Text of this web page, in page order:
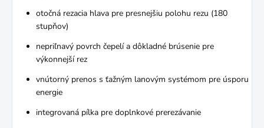
otočná rezacia hlava pre presnejšiu polohu rezu (180
stupňov)
nepriľnavý povrch čepelí a dôkladné brúsenie pre
výkonnejší rez
vnútorný prenos s ťažným lanovým systémom pre úsporu
energie
integrovaná pílka pre doplnkové prerezávanie